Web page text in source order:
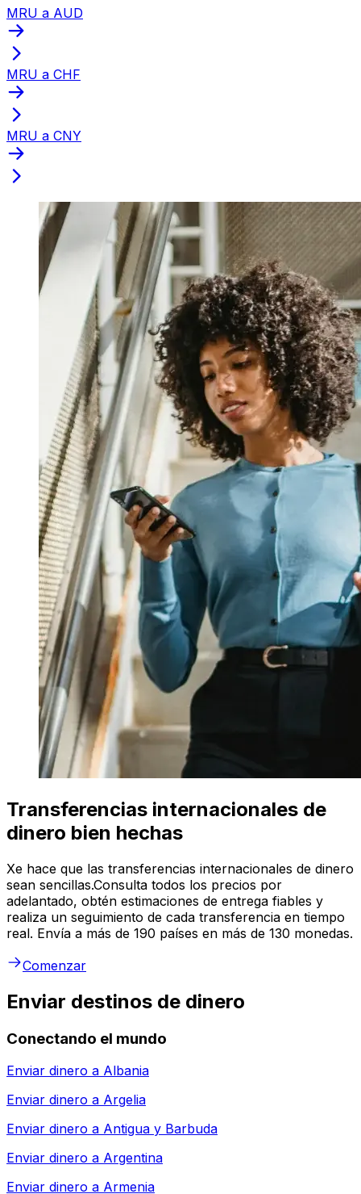
MRU a AUD
MRU a CHF
MRU a CNY
Transferencias internacionales de
dinero bien hechas
Xe hace que las transferencias internacionales de dinero
sean sencillas.Consulta todos los precios por
adelantado, obtén estimaciones de entrega fiables y
realiza un seguimiento de cada transferencia en tiempo
real. Envía a más de 190 países en más de 130 monedas.
Comenzar
Enviar destinos de dinero
Conectando el mundo
Enviar dinero a Albania
Enviar dinero a Argelia
Enviar dinero a Antigua y Barbuda
Enviar dinero a Argentina
Enviar dinero a Armenia